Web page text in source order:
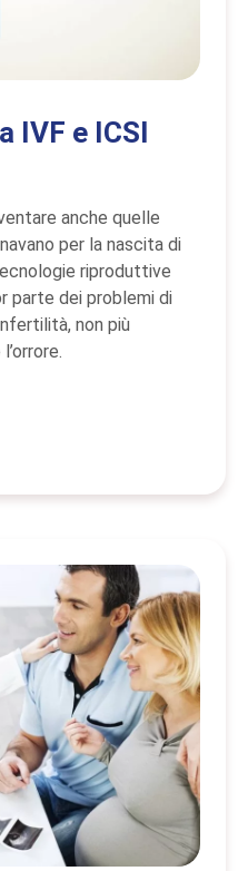
IVF e ICSI
anche quelle
per la nascita di
riproduttive
parte dei problemi di
non più